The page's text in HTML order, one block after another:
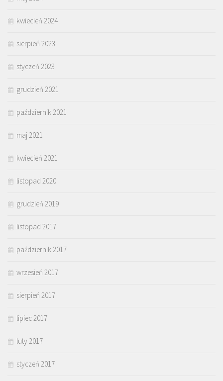
kwiecień 2024
sierpień 2023
styczeń 2023
grudzień 2021
październik 2021
maj 2021
kwiecień 2021
listopad 2020
grudzień 2019
listopad 2017
październik 2017
wrzesień 2017
sierpień 2017
lipiec 2017
luty 2017
styczeń 2017